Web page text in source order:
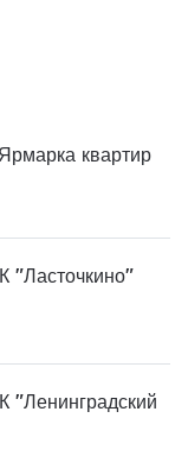
квартир
"Ласточкино"
"Ленинградский